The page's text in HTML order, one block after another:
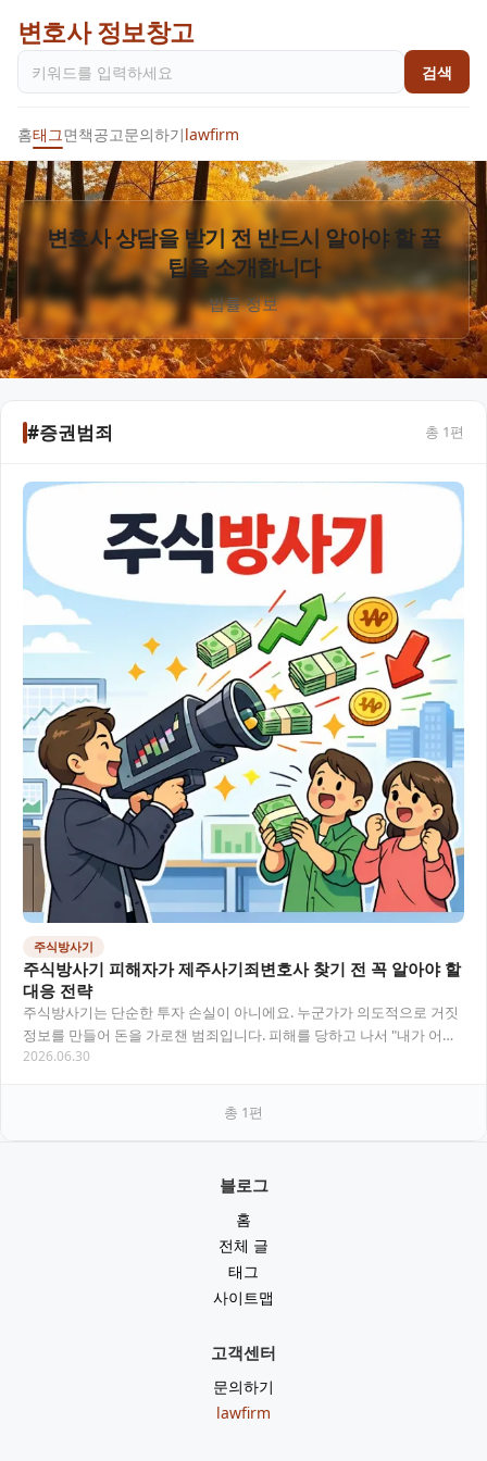
변호사 정보창고
검색
홈태그면책공고문의하기lawfirm
변호사 상담을 받기 전 반드시 알아야 할 꿀
팁을 소개합니다
법률 정보
#증권범죄 총 1편
주식방사기
주식방사기 피해자가 제주사기죄변호사 찾기 전 꼭 알아야 할
대응 전략
주식방사기는 단순한 투자 손실이 아니에요. 누군가가 의도적으로 거짓
정보를 만들어 돈을 가로챈 범죄입니다. 피해를 당하고 나서 "내가 어리
석었나"라고 자책하는 분들이 많은데, 그럴…
2026.06.30
총 1편
블로그
홈
전체 글
태그
사이트맵
고객센터
문의하기
lawfirm